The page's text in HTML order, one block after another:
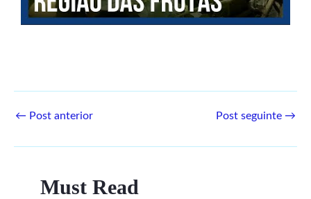
← Post anterior Post seguinte →
Must Read